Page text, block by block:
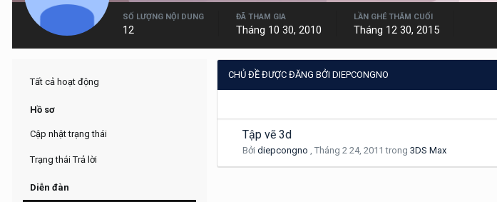
SỐ LƯỢNG NỘI DUNG
12
ĐÃ THAM GIA
Tháng 10 30, 2010
LẦN GHÉ THĂM CUỐI
Tháng 12 30, 2015
Tất cả hoạt động
Hồ sơ
Cập nhật trạng thái
Trạng thái Trả lời
Diễn đàn
CHỦ ĐỀ ĐƯỢC ĐĂNG BỞI DIEPCONGNO
Tập vẽ 3d
Bởi diepcongno , Tháng 2 24, 2011trong 3DS Max